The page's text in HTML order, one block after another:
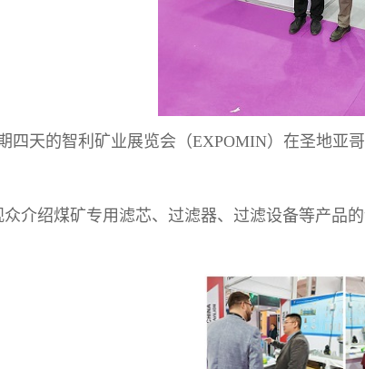
四天的智利矿业展览会（EXPOMIN）在圣地
介绍煤矿专用滤芯、过滤器、过滤设备等产品